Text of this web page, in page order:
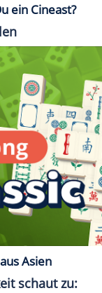
ein Cineast?
Asien
schaut zu: